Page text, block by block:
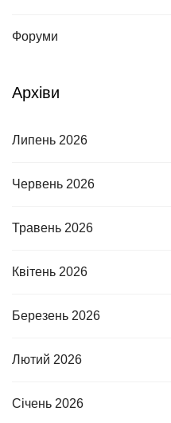
Форуми
Архіви
Липень 2026
Червень 2026
Травень 2026
Квітень 2026
Березень 2026
Лютий 2026
Січень 2026